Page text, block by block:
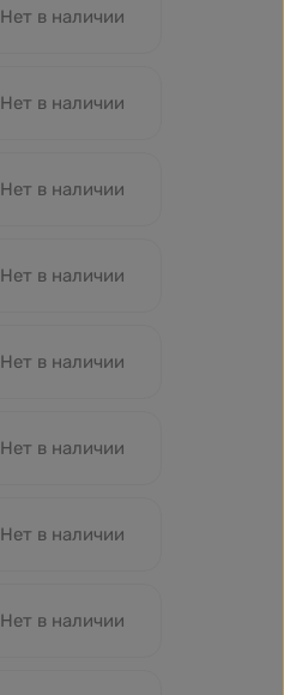
Нет в наличии
Нет в наличии
Нет в наличии
Нет в наличии
Нет в наличии
Нет в наличии
Нет в наличии
Нет в наличии